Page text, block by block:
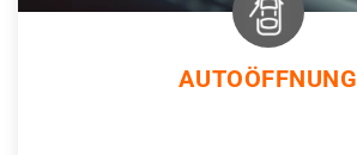
AUTOÖFFNUNG